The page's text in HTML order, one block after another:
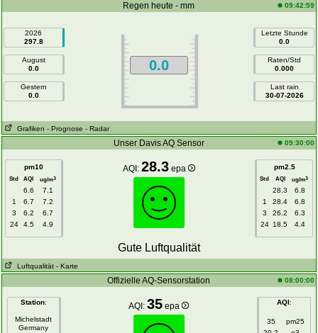
Regen heute - mm 09:42:59
2026
297.8
August
0.0
Gestern
0.0
0.0
Letzte Stunde
0.0
Raten/Std
0.000
Last rain
30-07-2026
Grafiken - Prognose - Radar
Unser Davis AQ Sensor 09:30:00
pm10
Std AQI ug/m3
6.6
7.1
1
6.7
7.2
3
6.2
6.7
24
4.5 4.9
AQI: 28.3 epa pm2.5
Std AQI ug/m3
28.3
6.8
1
28.4
6.8
3
26.2
6.3
24 18.5 4.4
Gute Luftqualität
Luftqualität - Karte
Offizielle AQ-Sensorstation 08:00:00
Station:
Michelstadt
Germany
AQI:35 epa AQI:
35
pm25